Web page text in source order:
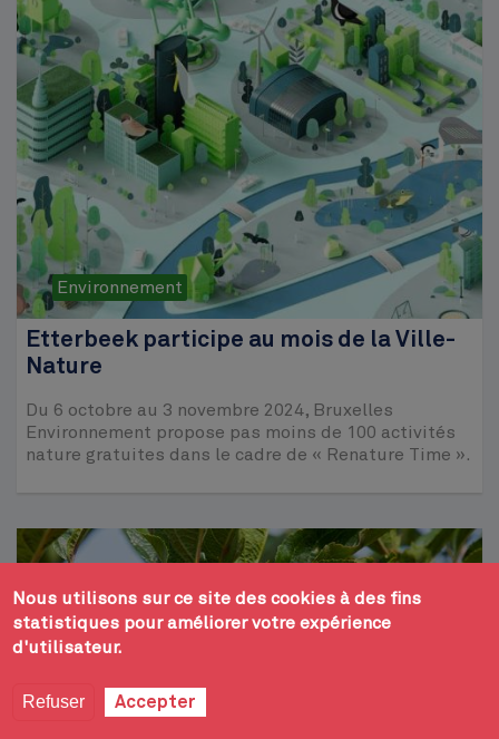
Environnement
Etterbeek participe au mois de la Ville-
Nature
Du 6 octobre au 3 novembre 2024, Bruxelles
Environnement propose pas moins de 100 activités
nature gratuites dans le cadre de « Renature Time ».
Nous utilisons sur ce site des cookies à des fins
statistiques pour améliorer votre expérience
d'utilisateur.
Refuser Accepter